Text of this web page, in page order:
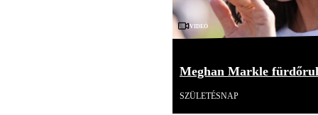
Videó
Meghan Markle
SZÜLETÉSNAP